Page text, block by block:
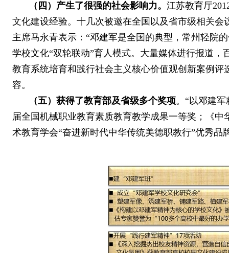
（四）产生了很强的社会影响力。 江苏教育厅
文化建设经验。十几次被邀在全国以及省市级相关会
主席马永青表示：“邓建军是全国的典型，常州轻院
学校文化“双轮联动”育人模式。大量媒体进行报道
教育系统培育和践行社会主义核心价值观创新案例
容。
（五）获得了教育部及省级多个奖项。 “以邓建
届全国机械职业教育素质教育教学成果一等奖；《
术教育学会“奋进新时代中华传统美德职教行”优秀品